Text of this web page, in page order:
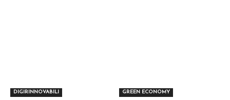
DIGIRINNOVABILI GREEN ECONOMY